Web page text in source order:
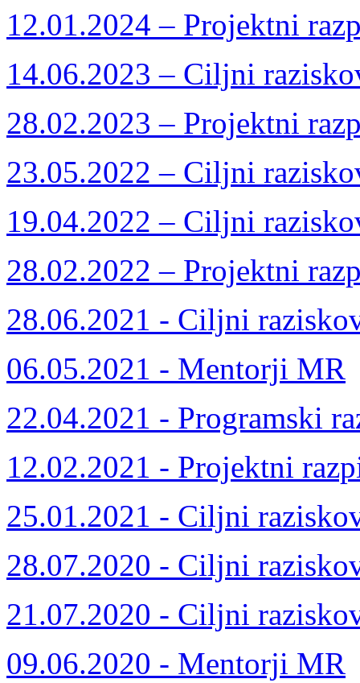
12.01.2024 – Projektni
14.06.2023 – Ciljni
28.02.2023 – Projektni
23.05.2022 – Ciljni
19.04.2022 – Ciljni
28.02.2022 – Projektni
28.06.2021 - Ciljni
06.05.2021 - Mentorji MR
22.04.2021 - Programski
12.02.2021 - Projektni
25.01.2021 - Ciljni
28.07.2020 - Ciljni
21.07.2020 - Ciljni
09.06.2020 - Mentorji MR